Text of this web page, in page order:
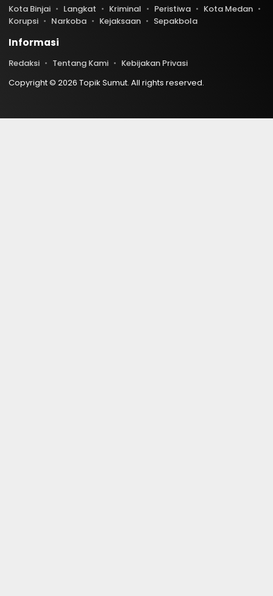
Kota Binjai Langkat Kriminal Peristiwa
Kota Medan
Korupsi
Narkoba Kejaksaan Sepakbola
Informasi
Redaksi Tentang Kami
Kebijakan Privasi
Copyright © 2026 Topik Sumut. All rights reserved.